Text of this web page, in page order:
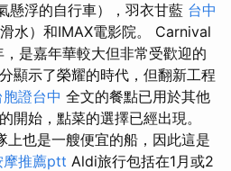
懸浮的自行車），羽衣甘藍 台中
水）和IMAX電影院。 Carnival
是嘉年華較大但非常受歡迎的
顯示了榮耀的時代，但翻新工程
胞證台中 全文的餐點已用於其他
開始，點菜的選擇已經出現。
上也是一艘便宜的船，因此這是
摩推薦ptt Aldi旅行包括在1月或2